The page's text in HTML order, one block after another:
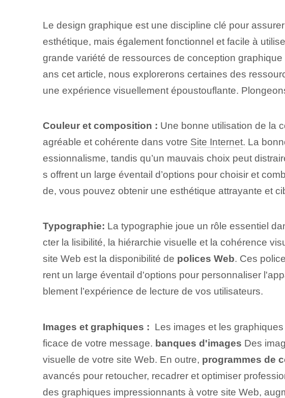
Le design graphique est une discipline clé pour
esthétique, mais également fonctionnel et facile à
grande variété de ressources de conception
ans cet article, nous explorerons certaines des
une expérience visuellement époustouflante.
Couleur et composition : Une bonne utilisation de ‌la
agréable et ⁤cohérente dans votre Site Internet. La
essionnalisme, tandis qu’un mauvais choix peut
s offrent un large éventail d’options pour choisir et
de, vous pouvez obtenir une esthétique attrayante et
Typographie: La typographie joue un rôle essentiel
cter la lisibilité, la hiérarchie visuelle et la cohérence
site Web est la disponibilité de polices Web. Ces
rent un large éventail d'options pour personnaliser
blement l’expérience de lecture de vos utilisateurs.
Images et graphiques :
Les images et les
ficace de votre message. banques d'images Des
visuelle de votre site Web. En outre, programmes de
avancés pour retoucher, ⁤recadrer et ⁣optimiser
des graphiques impressionnants à votre site Web,